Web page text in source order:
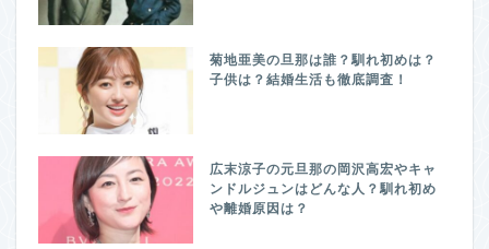
菊地亜美の旦那は誰？馴れ初めは？
子供は？結婚生活も徹底調査！
広末涼子の元旦那の岡沢高宏やキャ
ンドルジュンはどんな人？馴れ初め
や離婚原因は？